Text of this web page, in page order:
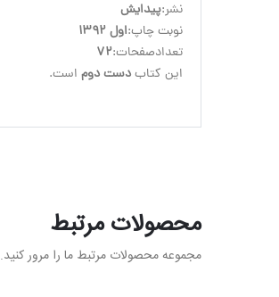
نشر:پیدایش
نوبت چاپ:اول 1392
تعدادصفحات:72
این کتاب دست دوم است.
محصولات مرتبط
مجموعه محصولات مرتبط ما را مرور کنید.